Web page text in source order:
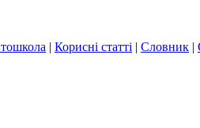
| Корисні статті | Словник |